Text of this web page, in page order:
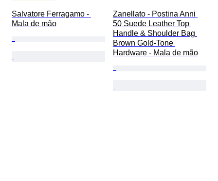
Salvatore Ferragamo -
Mala de mão
Zanellato - Postina Anni
50 Suede Leather Top
Handle & Shoulder Bag
Brown Gold-Tone
Hardware - Mala de mão